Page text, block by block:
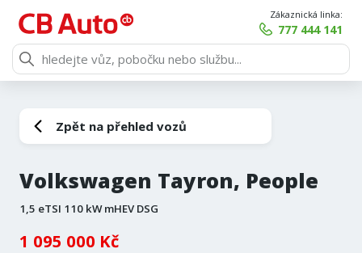
Zákaznická linka:
777 444 141
Zpět na přehled vozů
Volkswagen Tayron, People
1,5 eTSI 110 kW mHEV DSG
1 095 000 Kč